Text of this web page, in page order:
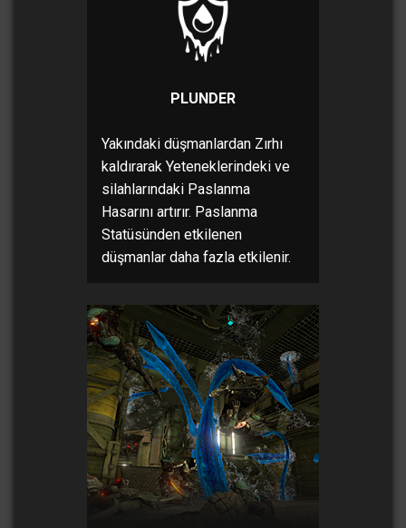
PLUNDER
Yakındaki düşmanlardan Zırhı
kaldırarak Yeteneklerindeki ve
silahlarındaki Paslanma
Hasarını artırır. Paslanma
Statüsünden etkilenen
düşmanlar daha fazla etkilenir.